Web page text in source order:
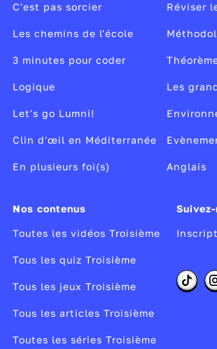
C'est pas sorcier
Les chemins de l'école
3 minutes pour coder
Logique
Let's go Lumni!
Clin d'œil en Méditerranée
En plusieurs foi(s)
Réviser
Les
Anglais
Nos contenus
Toutes les vidéos Troisième
Tous les quiz Troisième
Tous les jeux Troisième
Tous les articles Troisième
Toutes les séries Troisième